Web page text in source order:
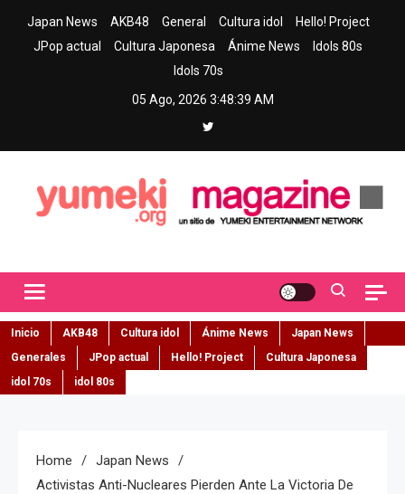
Japan News AKB48 General Cultura idol
Hello! Project
JPop actual
Cultura Japonesa Ánime News
Idols 80s
Idols 70s
05 Ago, 2026 3:48:40 AM
Inicio AKB48 Cultura idol Ánime News
Japan News
Generales
JPop actual Hello! Project
Cultura Japonesa
idol 70s
idol 80s
Home
Japan News
Activistas Anti-Nucleares Pierden Ante La Victoria De